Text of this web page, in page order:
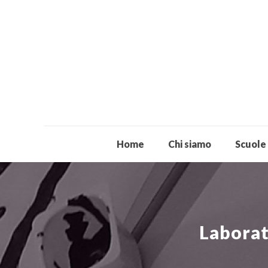
Home Chi siamo Scuole